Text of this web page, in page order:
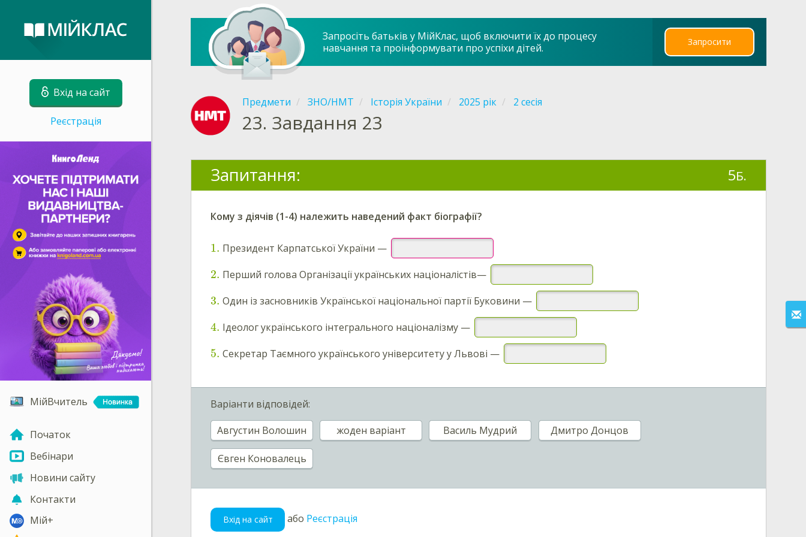
Вхід на сайт
Реєстрація
МійВчитель
Початок
Вебінари
Новини сайту
Контакти
Мій+
Запросіть батьків у МійКлас, щоб включити їх до процесу
навчання та проінформувати про успіхи дітей.
Запросити
Предмети ЗНО/НМТ Історія України 2025 рік 2 сесія
23. Завдання 23
Запитання: 5Б.
Кому з діячів (1-4) належить наведений факт біографії?
1. Президент Карпатської України —
2. Перший голова Організації українських націоналістів—
3. Один із засновників Української національної партії Буковини —
4. Ідеолог українського інтегрального націоналізму —
5. Секретар Таємного українського університету у Львові —
Варіанти відповідей:
Августин Волошин
жоден варіант Василь Мудрий Дмитро Донцов
Євген Коновалець
Вхід на сайт або Реєстрація